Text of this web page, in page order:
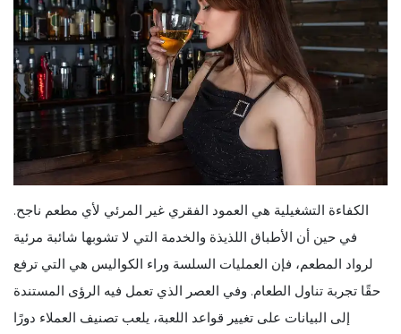
الكفاءة التشغيلية هي العمود الفقري غير المرئي لأي مطعم ناجح.
في حين أن الأطباق اللذيذة والخدمة التي لا تشوبها شائبة مرئية
لرواد المطعم، فإن العمليات السلسة وراء الكواليس هي التي ترفع
حقًا تجربة تناول الطعام. وفي العصر الذي تعمل فيه الرؤى المستندة
إلى البيانات على تغيير قواعد اللعبة، يلعب تصنيف العملاء دورًا